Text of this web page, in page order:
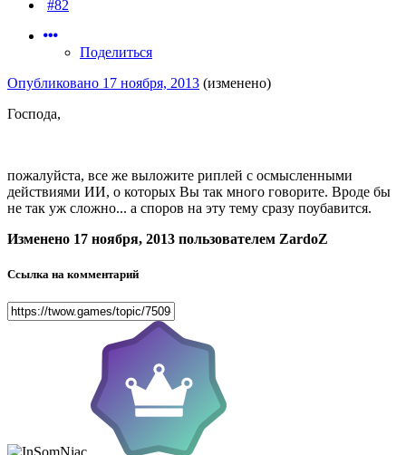
#82
Поделиться
Опубликовано 17 ноября, 2013 (изменено)
Господа,
пожалуйста, все же выложите риплей с осмысленными
действиями ИИ, о которых Вы так много говорите. Вроде бы
не так уж сложно... а споров на эту тему сразу поубавится.
Изменено 17 ноября, 2013 пользователем ZardoZ
Ссылка на комментарий